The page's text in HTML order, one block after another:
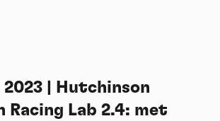
2023 | Hutchinson
Racing Lab 2.4: met